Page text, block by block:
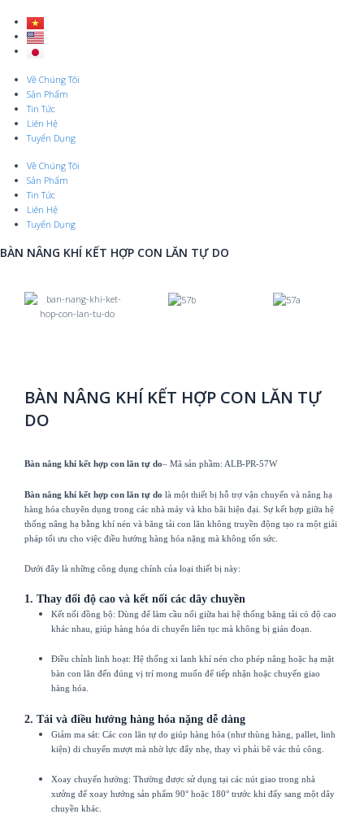
content
Về Chúng Tôi
Sản Phẩm
Tin Tức
Liên Hệ
Tuyển Dụng
Menu
Về Chúng Tôi
Sản Phẩm
Tin Tức
Liên Hệ
Tuyển Dụng
BÀN NÂNG KHÍ KẾT HỢP CON LĂN TỰ DO
Previous
BÀN NÂNG KHÍ KẾT HỢP CON LĂN TỰ
DO
Bàn nâng khí kết hợp con lăn tự do– Mã sản phầm: ALB-PR-57W
Bàn nâng khí kết hợp con lăn tự do là một thiết bị hỗ trợ vận chuyển và nâng hạ
hàng hóa chuyên dụng trong các nhà máy và kho bãi hiện đại. Sự kết hợp giữa hệ
thống nâng hạ bằng khí nén và băng tải con lăn không truyền động tạo ra một giải
pháp tối ưu cho việc điều hướng hàng hóa nặng mà không tốn sức.
Dưới đây là những công dụng chính của loại thiết bị này:
1. Thay đổi độ cao và kết nối các dây chuyền
Kết nối đồng bộ: Dùng để làm cầu nối giữa hai hệ thống băng tải có độ cao
khác nhau, giúp hàng hóa di chuyển liên tục mà không bị gián đoạn.
Điều chỉnh linh hoạt: Hệ thống xi lanh khí nén cho phép nâng hoặc hạ mặt
bàn con lăn đến đúng vị trí mong muốn để tiếp nhận hoặc chuyển giao
hàng hóa.
2. Tải và điều hướng hàng hóa nặng dễ dàng
Giảm ma sát: Các con lăn tự do giúp hàng hóa (như thùng hàng, pallet, linh
kiện) di chuyển mượt mà nhờ lực đẩy nhẹ, thay vì phải bê vác thủ công.
Xoay chuyển hướng: Thường được sử dụng tại các nút giao trong nhà
xưởng để xoay hướng sản phẩm 90° hoặc 180° trước khi đẩy sang một dây
chuyền khác.